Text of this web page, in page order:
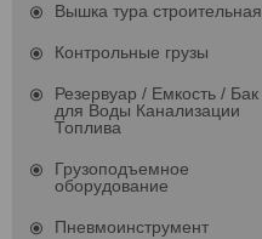
Вышка тура строительная
Контрольные грузы
Резервуар / Емкость / Бак
для Воды Канализации
Топлива
Грузоподъемное
оборудование
Пневмоинструмент